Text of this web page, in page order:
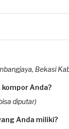
Bekasi
Anda?
diputar)
Anda miliki?